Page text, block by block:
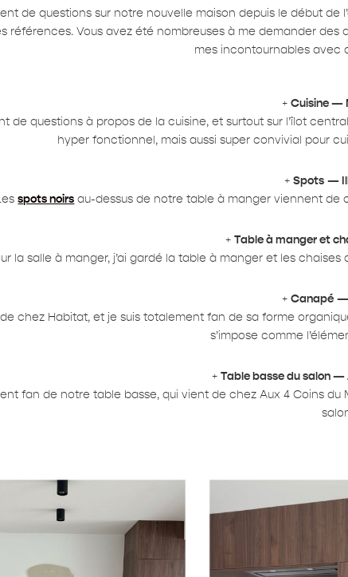
de questions sur notre nouvelle maison depuis le début de
références. Vous avez été nombreuses à me demander
mes incontournables avec
+Cuisine —
de questions à propos de la cuisine, et surtout sur l’îlot
hyper fonctionnel, mais aussi super convivial pour
+ Spots —
spots noirs au-dessus de notre table à manger viennent de
+Table à manger et
la salle à manger, j’ai gardé la table à manger et les
+Canapé —
chez Habitat, et je suis totalement fan de sa forme
s’impose comme
+Table basse du salon —
fan de notre table basse, qui vient de chez Aux 4 Coins